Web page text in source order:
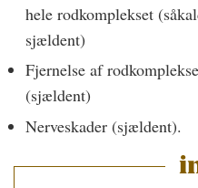
hele rodkomplekset
sjældent)
Fjernelse af
(sjældent)
Nerveskader (sjældent).